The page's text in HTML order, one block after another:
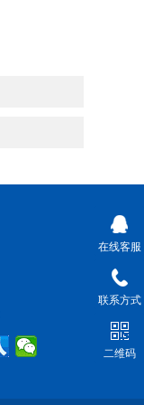
在线客服
联系方式
二维码